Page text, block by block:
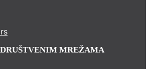
MREŽAMA